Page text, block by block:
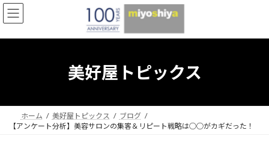
コ
ン
ン
ナ
ビ
ー
美好屋トピックス
ホーム 美好屋トピックス
ブログ
【アンケート分析】美容サロンの集客＆リピート戦略は○○がカギだった！